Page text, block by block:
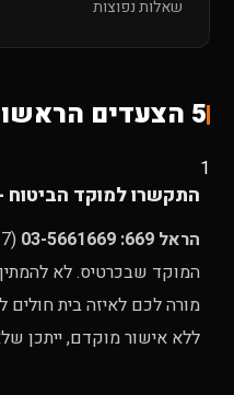
שאלות נפוצות
5 הצעדים הראשונים - הסדר חשוב
1
התקשרו למוקד
הראל 669: 03-5661669
המוקד שבכרטיס. לא
מורה לכם לאיזה בית
ללא אישור מוקדם, ייתכן